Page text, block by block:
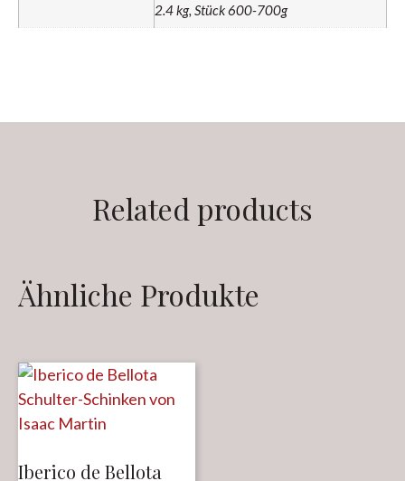
2.4 kg, Stück 600-700g
Related products
Ähnliche Produkte
Iberico de Bellota